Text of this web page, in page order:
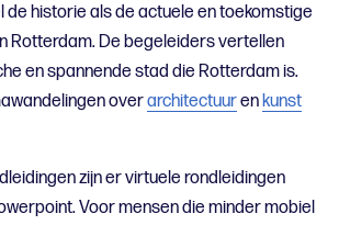
de historie als de actuele en toekomstige
Rotterdam. De begeleiders vertellen
en spannende stad die Rotterdam is.
overarchitectuurenkunst
zijn er virtuele rondleidingen
Voor mensen die minder mobiel